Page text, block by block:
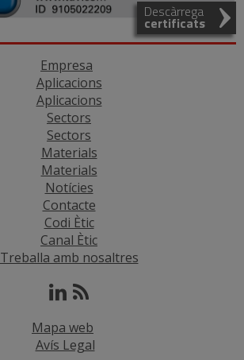
Descàrrega
certificats
Empresa
Aplicacions
Aplicacions
Sectors
Sectors
Materials
Materials
Notícies
Contacte
Codi Ètic
Canal Ètic
Treballa amb nosaltres
Mapa web
Avís Legal